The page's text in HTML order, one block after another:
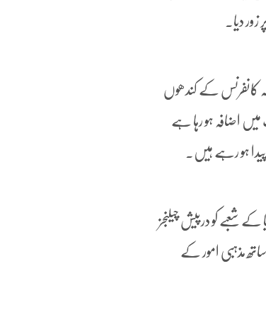
دیا۔
کانفرنس کے کندھوں
اضافہ ہو رہا ہے
ہو رہے ہیں۔
شعبے کو درپیش چیلنجز
مذہبی امور کے